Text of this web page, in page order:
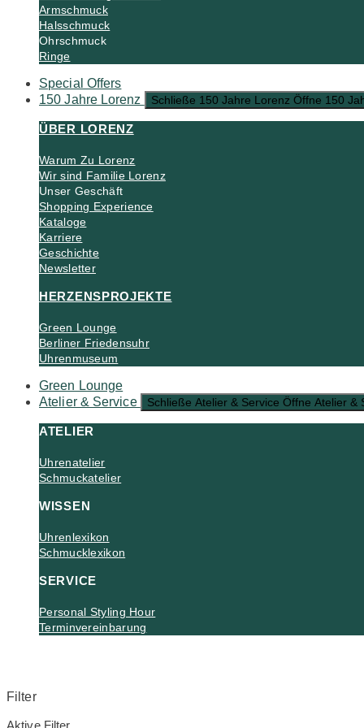
Armschmuck
Halsschmuck
Ohrschmuck
Ringe
Special Offers
150 Jahre Lorenz
Schließe 150 Jahre Lorenz Öffne 150
ÜBER LORENZ
Warum Zu Lorenz
Wir sind Familie Lorenz
Unser Geschäft
Shopping Experience
Kataloge
Karriere
Geschichte
Newsletter
HERZENSPROJEKTE
Green Lounge
Berliner Friedensuhr
Uhrenmuseum
Green Lounge
Atelier & Service
Schließe Atelier & Service Öffne Atelier &
ATELIER
Uhrenatelier
Schmuckatelier
WISSEN
Uhrenlexikon
Schmucklexikon
SERVICE
Personal Styling Hour
Terminvereinbarung
Filter
Aktive Filter